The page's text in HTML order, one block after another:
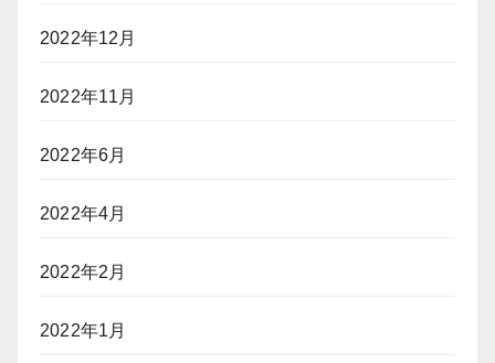
2022年12月
2022年11月
2022年6月
2022年4月
2022年2月
2022年1月